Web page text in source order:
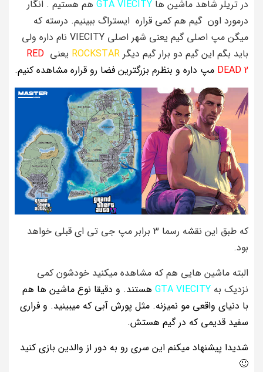
در تریلر شاهد ماشین ها GTA VIECITY هم هستیم . انگار
درمورد اون گیم هم کمی قراره ایستراگ ببینیم. درسته که
میگن مپ اصلی گیم یعنی شهر اصلی VIECITY نام داره ولی
باید بگم این گیم دو برار گیم دیگر ROCKSTAR یعنی RED
DEAD 2 مپ داره و بنظرم بزرگترین فضا رو قراره مشاهده کنیم.
که طبق این نقشه رسما 3 برابر مپ جی تی ای قبلی خواهد
بود.
البته ماشین هایی هم که مشاهده میکنید خودشون کمی
نزدیک به GTA VIECITY هستند. و دقیقا نوع ماشین ها هم
با دنیای واقعی مو نمیزنه. مثل پورش آبی که میبینید. و فراری
سفید قدیمی که در گیم هستش.
شدیدا پیشنهاد میکنم این سری رو به دور از والدین بازی کنید
🙂